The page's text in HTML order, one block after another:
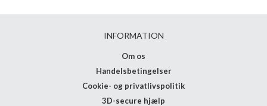
INFORMATION
Om os
Handelsbetingelser
Cookie- og privatlivspolitik
3D-secure hjælp